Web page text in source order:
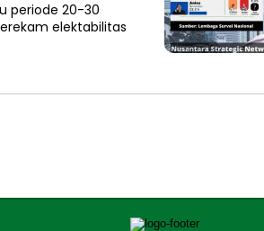
periode 20-30
elektabilitas